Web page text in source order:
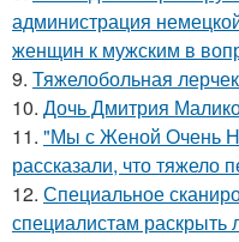
администрация
женщин к мужским в
9. Тяжелобольная
10. Дочь Дмитрия
11. "Мы с Женой Очень
рассказали, что тяжело
12. Специальное
специалистам